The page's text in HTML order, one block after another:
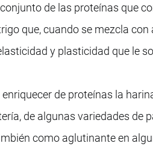
de las proteínas que
que, cuando se mezcla con
y plasticidad que le
de proteínas la
de algunas variedades de
como aglutinante en